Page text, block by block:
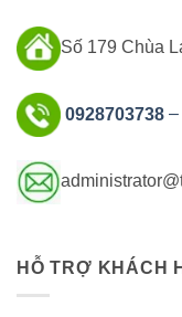
Số 179 Chùa
0928703738 –
HỖ TRỢ KHÁCH